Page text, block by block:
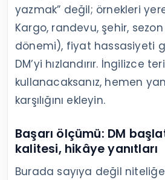
yazmak” değil; örnekleri
Kargo, randevu, şehir,
dönemi), fiyat hassasiyeti
DM’yi hızlandırır. İngilizce
kullanacaksanız, hemen
karşılığını ekleyin.
Başarı ölçümü: DM
kalitesi, hikâye yanıtları
Burada sayıya değil niteliğe